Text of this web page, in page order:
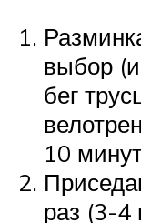
выбор
бег
10
раз (3-4